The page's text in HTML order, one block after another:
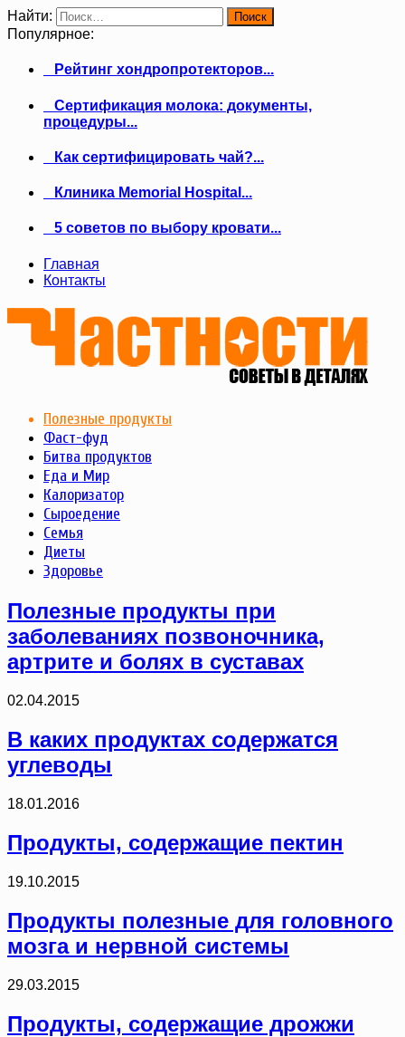
Найти:
Популярное:
Рейтинг хондропротекторов...
Сертификация молока: документы,
процедуры...
Как сертифицировать чай?...
Клиника Memorial Hospital...
5 советов по выбору кровати...
Главная
Контакты
Полезные продукты
Фаст-фуд
Битва продуктов
Еда и Мир
Калоризатор
Сыроедение
Семья
Диеты
Здоровье
Полезные продукты при
заболеваниях позвоночника,
артрите и болях в суставах
02.04.2015
В каких продуктах содержатся
углеводы
18.01.2016
Продукты, содержащие пектин
19.10.2015
Продукты полезные для головного
мозга и нервной системы
29.03.2015
Продукты, содержащие дрожжи